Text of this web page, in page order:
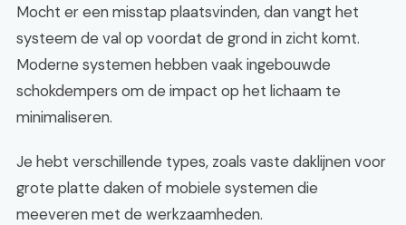
Mocht er een misstap plaatsvinden, dan vangt het
systeem de val op voordat de grond in zicht komt.
Moderne systemen hebben vaak ingebouwde
schokdempers om de impact op het lichaam te
minimaliseren.
Je hebt verschillende types, zoals vaste daklijnen voor
grote platte daken of mobiele systemen die
meeveren met de werkzaamheden.